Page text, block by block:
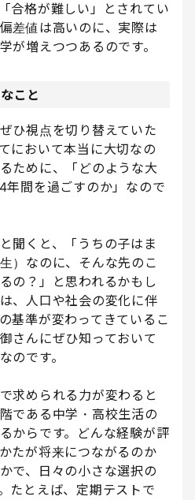
合格が難しい」とされてい
差値は高いのに、実際は
が増えつつあるのです。
こと
ひ視点を切り替えていた
において本当に大切なの
ために、「どのような大
年間を過ごすのか」なので
聞くと、「うちの子はま
）なのに、そんな先のこ
の？」と思われるかもし
、人口や社会の変化に伴
基準が変わってきているこ
さんにぜひ知っておいて
のです。
求められる力が変わると
である中学・高校生活の
からです。どんな経験が評
たが将来につながるのか
で、日々の小さな選択の
たとえば、定期テストで